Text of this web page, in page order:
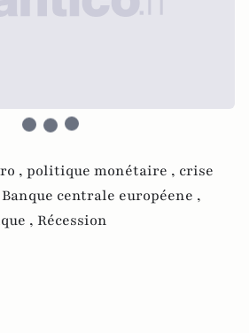
, politique monétaire , crise
Banque centrale européene ,
, Récession